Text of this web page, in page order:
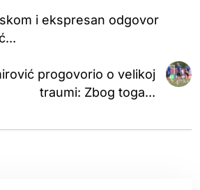
i ekspresan odgovor
progovorio o velikoj
traumi: Zbog toga...